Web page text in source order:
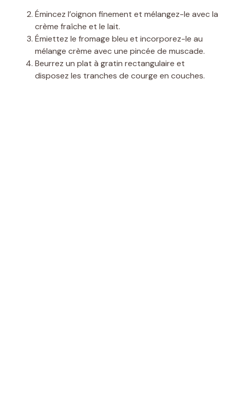
Émincez l’oignon finement et mélangez-le avec la
crème fraîche et le lait.
Émiettez le fromage bleu et incorporez-le au
mélange crème avec une pincée de muscade.
Beurrez un plat à gratin rectangulaire et
disposez les tranches de courge en couches.